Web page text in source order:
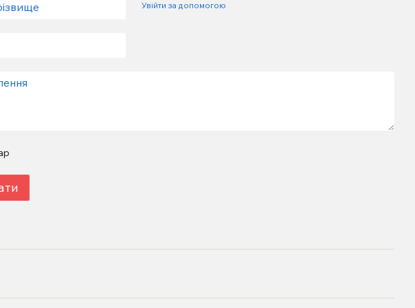
Увійти за допомогою